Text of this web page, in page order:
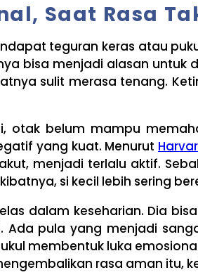
Saat Rasa
teguran keras atau
bisa menjadi alasan untuk
sulit merasa tenang.
otak belum mampu
yang kuat. Menurut
menjadi terlalu aktif.
si kecil lebih sering
dalam keseharian. Dia
Ada pula yang menjadi
membentuk luka
rasa aman